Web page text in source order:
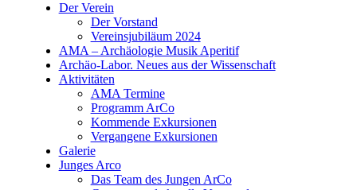
Der Verein
Der Vorstand
Vereinsjubiläum 2024
AMA – Archäologie Musik Aperitif
Archäo-Labor. Neues aus der Wissenschaft
Aktivitäten
AMA Termine
Programm ArCo
Kommende Exkursionen
Vergangene Exkursionen
Galerie
Junges Arco
Das Team des Jungen ArCo